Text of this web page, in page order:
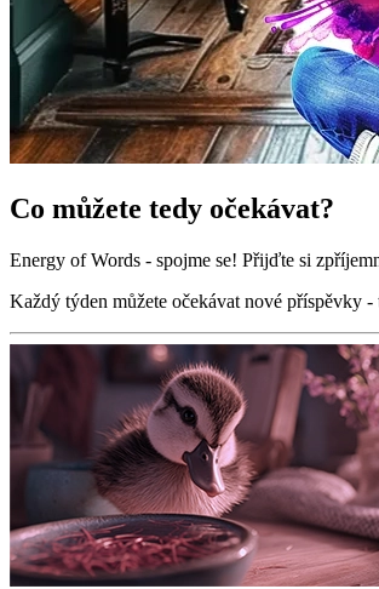
Co můžete tedy očekávat?
Energy of Words - spojme se! Přijďte si
Každý týden můžete očekávat nové příspěvky